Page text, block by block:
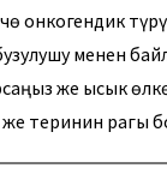
онкогендик
менен
же ысык
теринин рагы